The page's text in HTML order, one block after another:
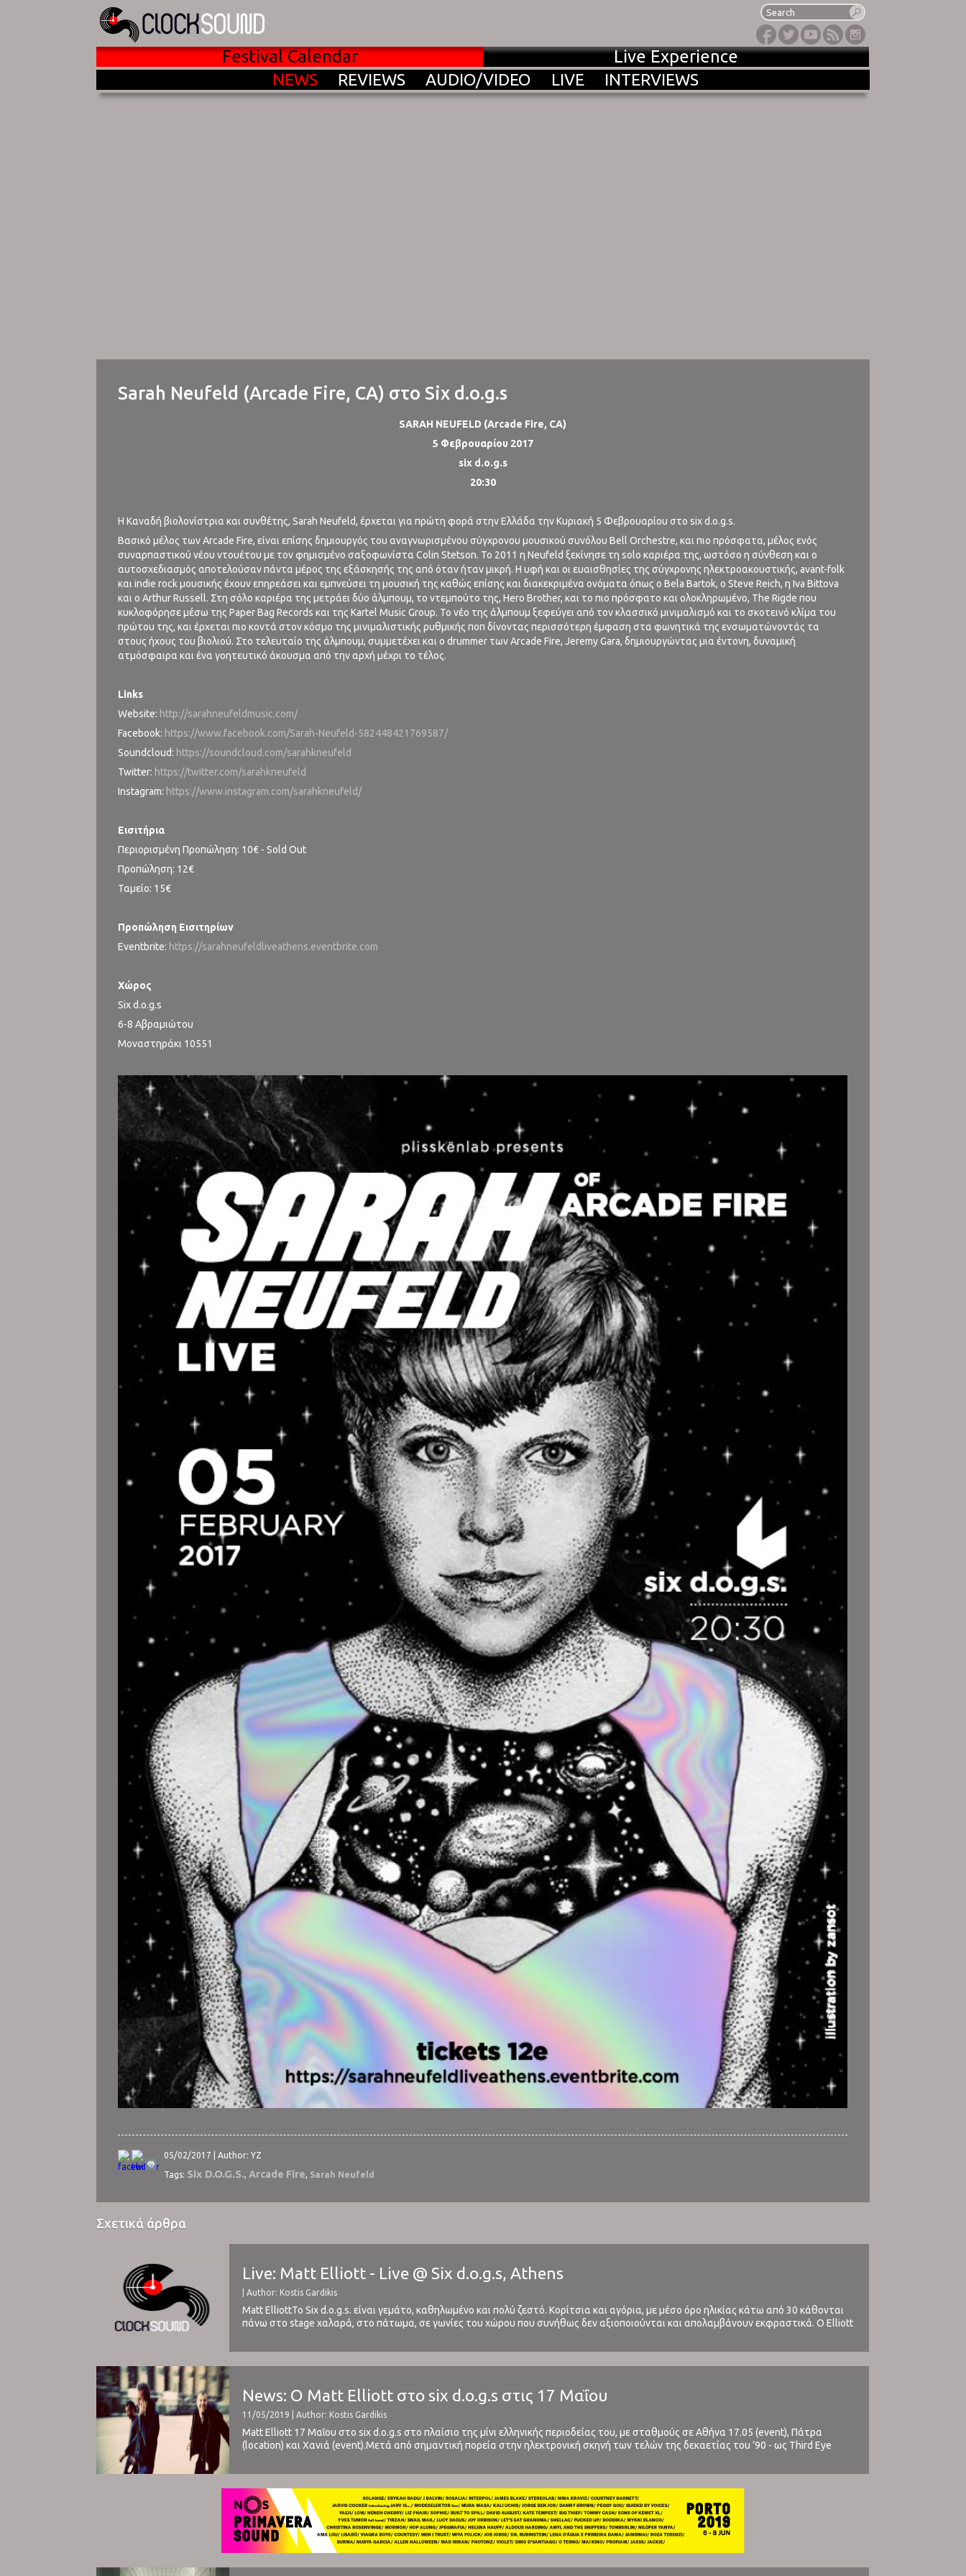
Festival Calendar Live Experience
NEWS REVIEWS AUDIO/VIDEO LIVE INTERVIEWS
Sarah Neufeld (Arcade Fire, CA) στο Six d.o.g.s
SARAH NEUFELD (Arcade Fire, CA)
5 Φεβρουαρίου 2017
six d.o.g.s
20:30
Η Καναδή βιολονίστρια και συνθέτης, Sarah Neufeld, έρχεται για πρώτη φορά στην Ελλάδα την Κυριακή 5 Φεβρουαρίου στο six d.o.g.s.
Βασικό μέλος των Arcade Fire, είναι επίσης δημιουργός του αναγνωρισμένου σύγχρονου μουσικού συνόλου Bell Orchestre, και πιο πρόσφατα, μέλος ενός
συναρπαστικού νέου ντουέτου με τον φημισμένο σαξοφωνίστα Colin Stetson. Το 2011 η Neufeld ξεκίνησε τη solo καριέρα της, ωστόσο η σύνθεση και ο
αυτοσχεδιασμός αποτελούσαν πάντα μέρος της εξάσκησής της από όταν ήταν μικρή. Η υφή και οι ευαισθησίες της σύγχρονης ηλεκτροακουστικής, avant-folk
και indie rock μουσικής έχουν επηρεάσει και εμπνεύσει τη μουσική της καθώς επίσης και διακεκριμένα ονόματα όπως ο Bela Bartok, ο Steve Reich, η Iva Bittova
και ο Arthur Russell. Στη σόλο καριέρα της μετράει δύο άλμπουμ, το ντεμπούτο της, Hero Brother, και το πιο πρόσφατο και ολοκληρωμένο, The Rigde που
κυκλοφόρησε μέσω της Paper Bag Records και της Kartel Music Group. Το νέο της άλμπουμ ξεφεύγει από τον κλασσικό μινιμαλισμό και το σκοτεινό κλίμα του
πρώτου της, και έρχεται πιο κοντά στον κόσμο της μινιμαλιστικής ρυθμικής ποπ δίνοντας περισσότερη έμφαση στα φωνητικά της ενσωματώνοντάς τα
στους ήχους του βιολιού. Στο τελευταίο της άλμπουμ, συμμετέχει και ο drummer των Arcade Fire, Jeremy Gara, δημιουργώντας μια έντονη, δυναμική
ατμόσφαιρα και ένα γοητευτικό άκουσμα από την αρχή μέχρι το τέλος.
Links
Website: http://sarahneufeldmusic.com/
Facebook: https://www.facebook.com/Sarah-Neufeld-582448421769587/
Soundcloud: https://soundcloud.com/sarahkneufeld
Twitter: https://twitter.com/sarahkneufeld
Instagram: https://www.instagram.com/sarahkneufeld/
Εισιτήρια
Περιορισμένη Προπώληση: 10€ - Sold Out
Προπώληση: 12€
Ταμείο: 15€
Προπώληση Εισιτηρίων
Eventbrite: https://sarahneufeldliveathens.eventbrite.com
Χώρος
Six d.o.g.s
6-8 Αβραμιώτου
Μοναστηράκι 10551
05/02/2017 | Author: YZ
Tags: Six D.O.G.S.,Arcade Fire, Sarah Neufeld
Σχετικά άρθρα
Live: Matt Elliott - Live @ Six d.o.g.s, Athens
| Author: Kostis Gardikis
Matt ElliottTo Six d.o.g.s. είναι γεμάτο, καθηλωμένο και πολύ ζεστό. Κορίτσια και αγόρια, με μέσο όρο ηλικίας κάτω από 30 κάθονται
πάνω στο stage χαλαρά, στο πάτωμα, σε γωνίες του χώρου που συνήθως δεν αξιοποιούνται και απολαμβάνουν εκφραστικά. Ο Εlliott
News: Ο Matt Elliott στο six d.o.g.s στις 17 Μαΐου
11/05/2019 | Author: Kostis Gardikis
Matt Elliott 17 Μαΐου στο six d.o.g.s στο πλαίσιο της μίνι ελληνικής περιοδείας του, με σταθμούς σε Αθήνα 17.05 (event), Πάτρα
(location) και Χανιά (event).Μετά από σημαντική πορεία στην ηλεκτρονική σκηνή των τελών της δεκαετίας του ’90 - ως Third Eye